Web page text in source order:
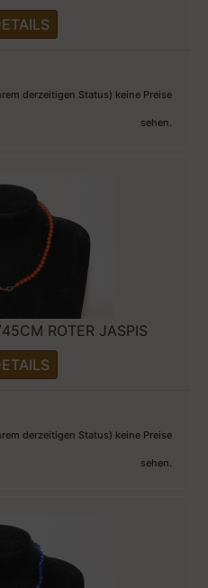
derzeitigen Status) keine Preise
sehen.
ROTER JASPIS
derzeitigen Status) keine Preise
sehen.